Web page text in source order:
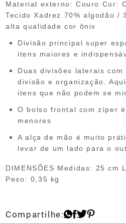
Material externo: Couro Cor:
Tecido Xadrez 70% algodão /
alta qualidade cor ônix
Divisão principal super
itens maiores e
Duas divisões laterais
divisão e organização.
itens que não podem se
O bolso frontal com zíper
menores
A alça de mão é muito
levar de um lado para o
DIMENSÕES Medidas: 25 cm
Peso: 0,35 kg